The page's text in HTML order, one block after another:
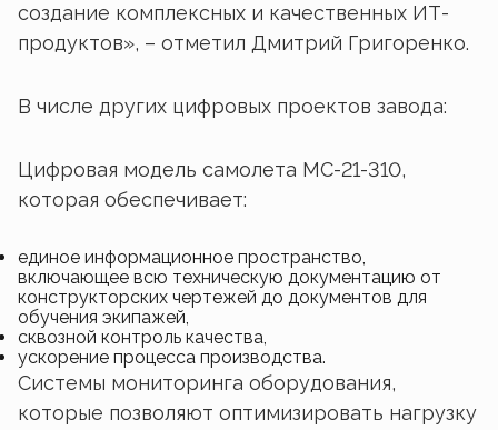
создание комплексных и качественных ИТ-
продуктов», – отметил Дмитрий Григоренко.
В числе других цифровых проектов завода:
Цифровая модель самолета МС-21-310,
которая обеспечивает:
единое информационное пространство,
включающее всю техническую документацию от
конструкторских чертежей до документов для
обучения экипажей,
сквозной контроль качества,
ускорение процесса производства.
Системы мониторинга оборудования,
которые позволяют оптимизировать нагрузку